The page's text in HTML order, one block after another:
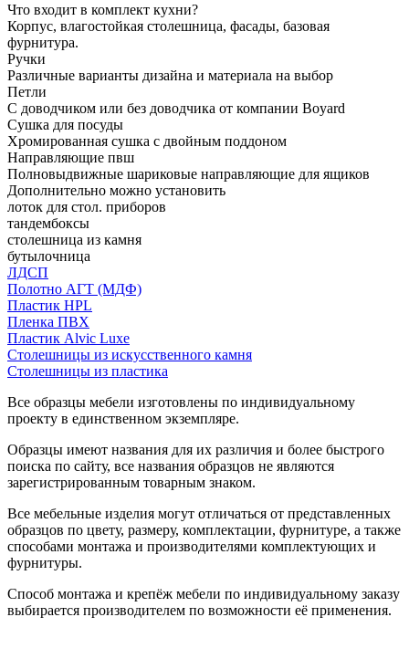
Что входит в комплект кухни?
Корпус, влагостойкая столешница, фасады, базовая
фурнитура.
Ручки
Различные варианты дизайна и материала на выбор
Петли
С доводчиком или без доводчика от компании Boyard
Сушка для посуды
Хромированная сушка с двойным поддоном
Направляющие пвш
Полновыдвижные шариковые направляющие для ящиков
Дополнительно можно установить
лоток для стол. приборов
тандембоксы
столешница из камня
бутылочница
ЛДСП
Полотно АГТ (МДФ)
Пластик HPL
Пленка ПВХ
Пластик Alvic Luxe
Столешницы из искусственного камня
Столешницы из пластика
Все образцы мебели изготовлены по индивидуальному
проекту в единственном экземпляре.
Образцы имеют названия для их различия и более быстрого
поиска по сайту, все названия образцов не являются
зарегистрированным товарным знаком.
Все мебельные изделия могут отличаться от представленных
образцов по цвету, размеру, комплектации, фурнитуре, а также
способами монтажа и производителями комплектующих и
фурнитуры.
Способ монтажа и крепёж мебели по индивидуальному заказу
выбирается производителем по возможности её применения.